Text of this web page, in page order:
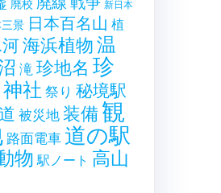
廃校
新日本
景 日本百名山 植
海浜植物温
滝珍地名 珍
神社 祭り 秘境駅
被災地装備観
路面電車道の駅
物 駅ノート 高山